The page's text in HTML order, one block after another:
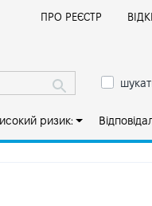
ПРО РЕЄСТР
ризик: